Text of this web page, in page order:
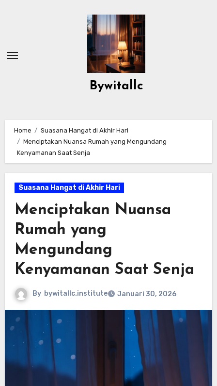
Bywitallc
Home
Suasana Hangat di Akhir Hari
Menciptakan Nuansa Rumah yang Mengundang
Kenyamanan Saat Senja
Suasana Hangat di Akhir Hari
Menciptakan Nuansa
Rumah yang
Mengundang
Kenyamanan Saat Senja
By bywitallc.institute Januari 30, 2026